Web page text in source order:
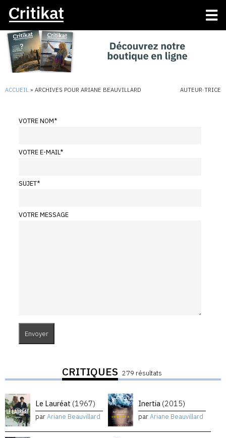
ACCUEIL » ARCHIVES POUR ARIANE BEAUVILLARD AUTEUR·TRICE
VOTRE NOM*
VOTRE E-MAIL*
SUJET*
VOTRE MESSAGE
CRITIQUES 279 résultats
Le Lauréat (1967)
parAriane Beauvillard
Inertia (2015)
parAriane Beauvillard